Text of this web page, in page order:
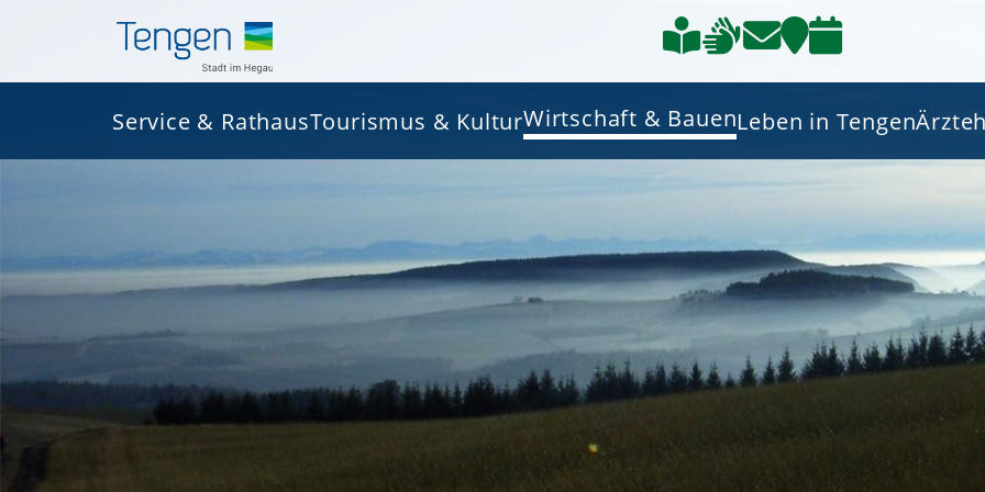
Service & RathausTourismus & KulturWirtschaft & BauenLeben in Tengen